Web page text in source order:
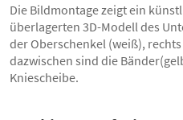
Die Bildmontage zeigt ein
überlagerten 3D-Modell des
der Oberschenkel (weiß),
dazwischen sind die
Kniescheibe.